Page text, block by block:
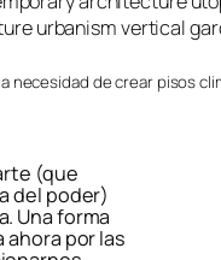
necesidad de crear pisos
(que
del poder)
Una forma
ahora por las